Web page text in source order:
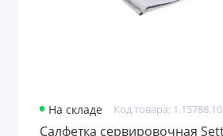
На складе Код товара: 1.15788.10
Салфетка сервировочная